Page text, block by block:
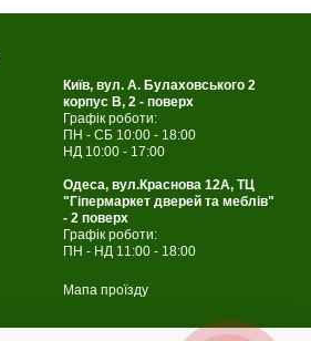
Київ, вул. А. Булаховського 2
корпус B, 2 - поверх
Графік роботи:
ПН - СБ 10:00 - 18:00
НД 10:00 - 17:00
Одеса, вул.Краснова 12А, ТЦ
"Гіпермаркет дверей та меблів"
- 2 поверх
Графік роботи:
ПН - НД 11:00 - 18:00
Мапа проїзду